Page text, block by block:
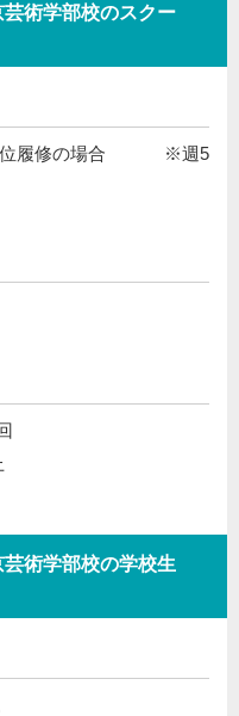
術学部校のスクー
位履修の場合 ※週5
術学部校の学校生